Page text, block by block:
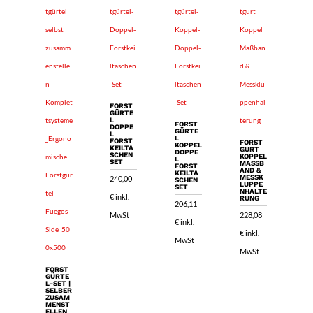
FORST
GÜRTE
L-SET |
SELBER
ZUSAM
MENST
ELLEN
FORST
GÜRTE
L
DOPPE
L
FORST
KEILTA
SCHEN
SET
240,00
€inkl.
MwSt
FORST
GÜRTE
L
KOPPEL
DOPPE
L
FORST
KEILTA
SCHEN
SET
206,11
€inkl.
MwSt
FORST
GURT
KOPPEL
MASSBA
ND & M
ESSKL
UPPEN
HALTER
UNG
228,08
€inkl.
MwSt